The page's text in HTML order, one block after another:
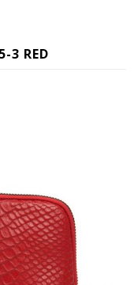
RED